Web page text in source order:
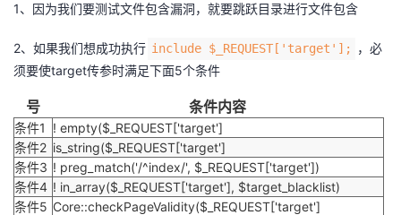
1、因为我们要测试文件包含漏洞，就要跳跃目录进行文件包含
2、如果我们想成功执行 include $_REQUEST['target'];
，必
须要使target传参时满足下面5个条件
号 条件内容
条件1
! empty($_REQUEST['target']
条件2 is_string($_REQUEST['target']
条件3 ! preg_match('/^index/', $_REQUEST['target'])
条件4 ! in_array($_REQUEST['target'], $target_blacklist)
条件5 Core::checkPageValidity($_REQUEST['target']